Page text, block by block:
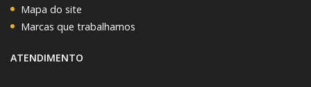
Mapa do site
Marcas que trabalhamos
ATENDIMENTO